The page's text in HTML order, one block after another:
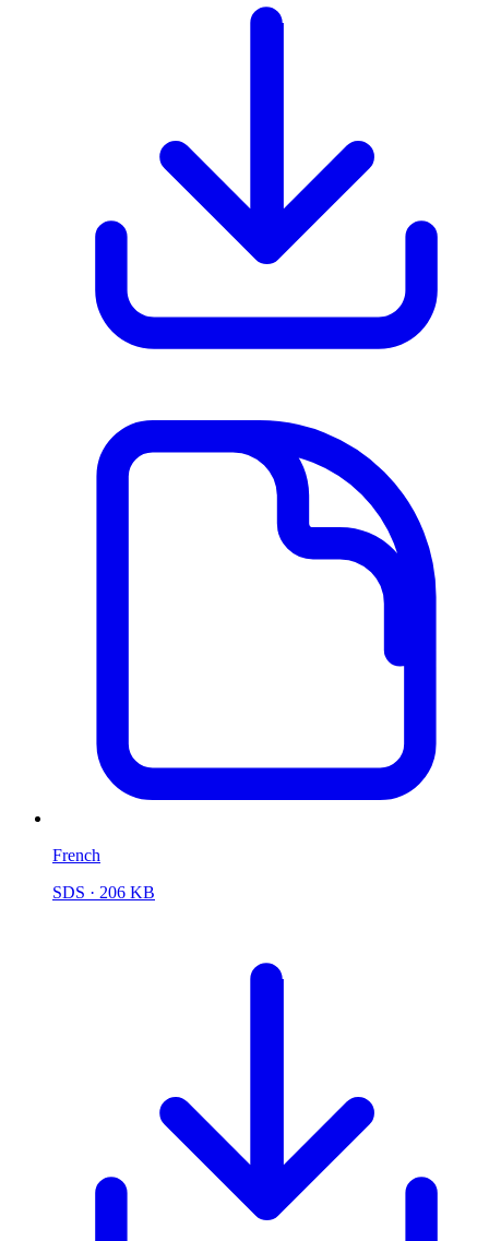
French
SDS · 206 KB